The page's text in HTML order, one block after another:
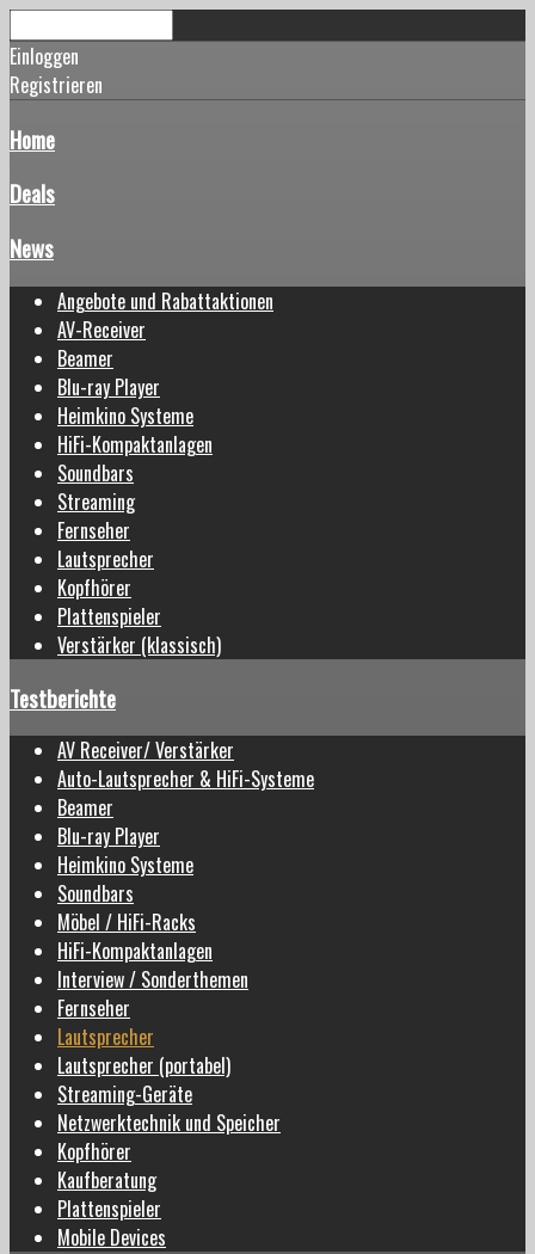
Einloggen
Registrieren
Home
Deals
News
Angebote und Rabattaktionen
AV-Receiver
Beamer
Blu-ray Player
Heimkino Systeme
HiFi-Kompaktanlagen
Soundbars
Streaming
Fernseher
Lautsprecher
Kopfhörer
Plattenspieler
Verstärker (klassisch)
Testberichte
AV Receiver/ Verstärker
Auto-Lautsprecher & HiFi-Systeme
Beamer
Blu-ray Player
Heimkino Systeme
Soundbars
Möbel / HiFi-Racks
HiFi-Kompaktanlagen
Interview / Sonderthemen
Fernseher
Lautsprecher
Lautsprecher (portabel)
Streaming-Geräte
Netzwerktechnik und Speicher
Kopfhörer
Kaufberatung
Plattenspieler
Mobile Devices